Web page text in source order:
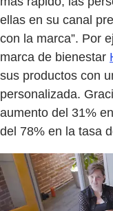
ellas en su canal
con la marca”. Por
marca de bienestar
sus productos con
personalizada.
aumento del 31%
del 78% en la tasa